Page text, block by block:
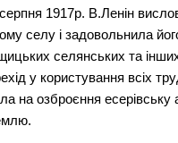
1917р. В.Ленін
селу і задовольнила
селянських та
у користування всіх
на озброєння есерівську